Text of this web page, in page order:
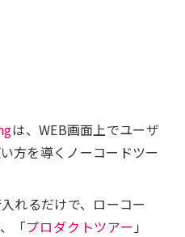
は、WEB画面上でユーザ
方を導くノーコードツー
れるだけで、ローコー
「プロダクトツアー 」